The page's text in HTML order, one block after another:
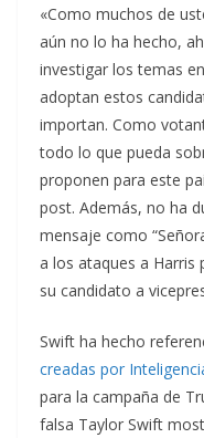
«Como muchos de
aún no lo ha hecho,
investigar los temas
adoptan estos
importan. Como
todo lo que pueda
proponen para este
post. Además, no ha
mensaje como
a los ataques a Harris
su candidato a
Swift ha hecho
creadas por
para la campaña de
falsa Taylor Swift